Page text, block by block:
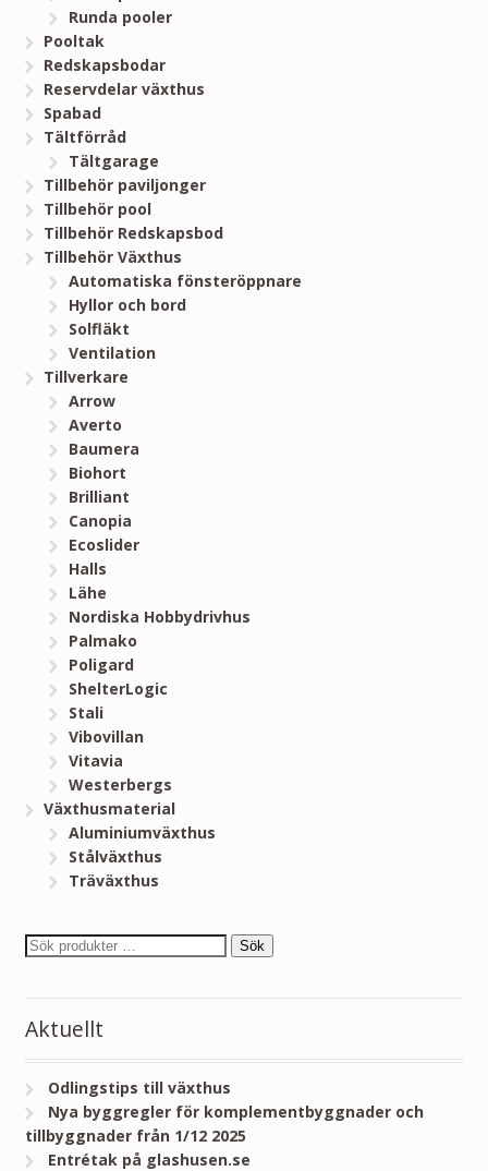
Runda pooler
Pooltak
Redskapsbodar
Reservdelar växthus
Spabad
Tältförråd
Tältgarage
Tillbehör paviljonger
Tillbehör pool
Tillbehör Redskapsbod
Tillbehör Växthus
Automatiska fönsteröppnare
Hyllor och bord
Solfläkt
Ventilation
Tillverkare
Arrow
Averto
Baumera
Biohort
Brilliant
Canopia
Ecoslider
Halls
Lähe
Nordiska Hobbydrivhus
Palmako
Poligard
ShelterLogic
Stali
Vibovillan
Vitavia
Westerbergs
Växthusmaterial
Aluminiumväxthus
Stålväxthus
Träväxthus
Sök
Aktuellt
Odlingstips till växthus
Nya byggregler för komplementbyggnader och
tillbyggnader från 1/12 2025
Entrétak på glashusen.se